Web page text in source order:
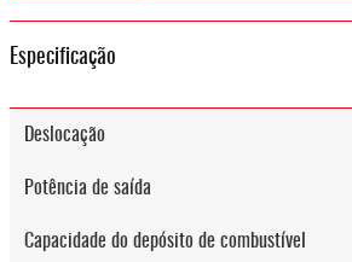
Especificação
Deslocação
Potência de saída
Capacidade do depósito de combustível